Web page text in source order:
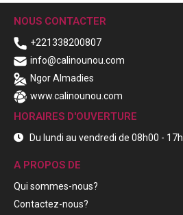
NOUS CONTACTER
+221338200807
info@calinounou.com
Ngor Almadies
www.calinounou.com
HORAIRES D'OUVERTURE
Du lundi au vendredi de 08h00 - 17h
A PROPOS DE
Qui sommes-nous?
Contactez-nous?